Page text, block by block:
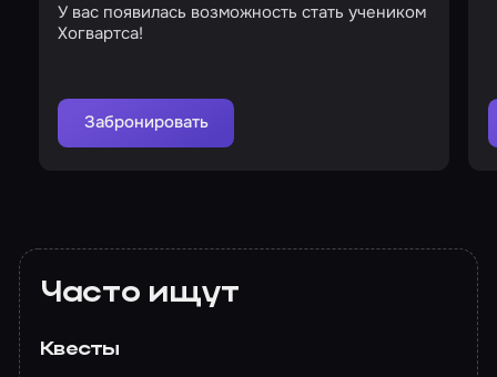
У вас появилась возможность стать учеником
Хогвартса!
Забронировать
Часто ищут
Квесты